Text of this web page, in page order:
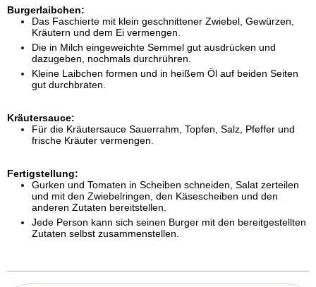
Burgerlaibchen:
Das Faschierte mit klein geschnittener Zwiebel, Gewürzen,
Kräutern und dem Ei vermengen.
Die in Milch eingeweichte Semmel gut ausdrücken und
dazugeben, nochmals durchrühren.
Kleine Laibchen formen und in heißem Öl auf beiden Seiten
gut durchbraten.
Kräutersauce:
Für die Kräutersauce Sauerrahm, Topfen, Salz, Pfeffer und
frische Kräuter vermengen.
Fertigstellung:
Gurken und Tomaten in Scheiben schneiden, Salat zerteilen
und mit den Zwiebelringen, den Käsescheiben und den
anderen Zutaten bereitstellen.
Jede Person kann sich seinen Burger mit den bereitgestellten
Zutaten selbst zusammenstellen.